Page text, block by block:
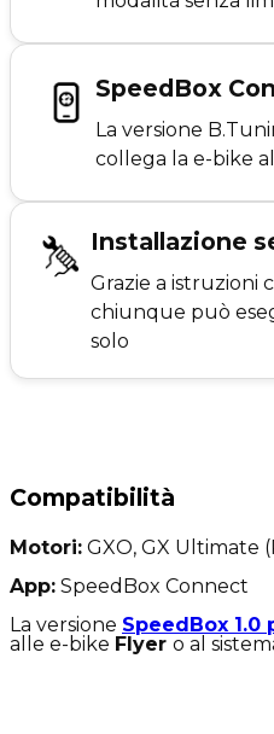
SpeedBox
La versione
collega la e-bike
Installazione
Grazie a istruzioni
chiunque può
solo
Compatibilità
Motori: GXO, GX Ultimate
App: SpeedBox Connect
La versione SpeedBox 1.0
alle e-bike Flyer o al